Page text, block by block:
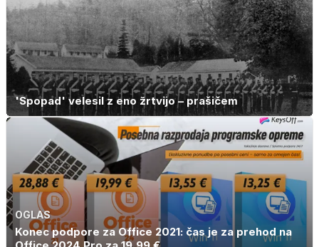
'Spopad' velesil z eno žrtvijo – prašičem
OGLAS
Konec podpore za Office 2021: čas je za prehod na